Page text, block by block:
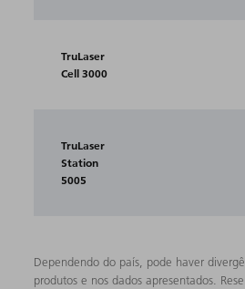
TruLaser
Cell 3000
TruLaser
Station
5005
Dependendo do país, pode haver
produtos e nos dados apresentados.